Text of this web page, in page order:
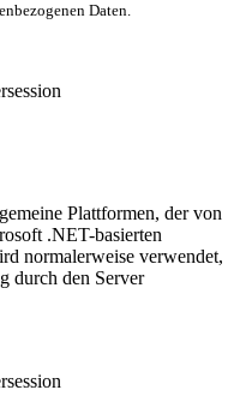
Daten.
Plattformen, der von
.NET-basierten
normalerweise verwendet,
durch den Server